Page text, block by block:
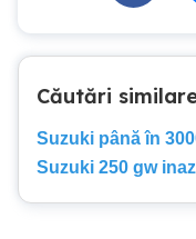
Căutări
Suzuki până în
Suzuki 250 gw